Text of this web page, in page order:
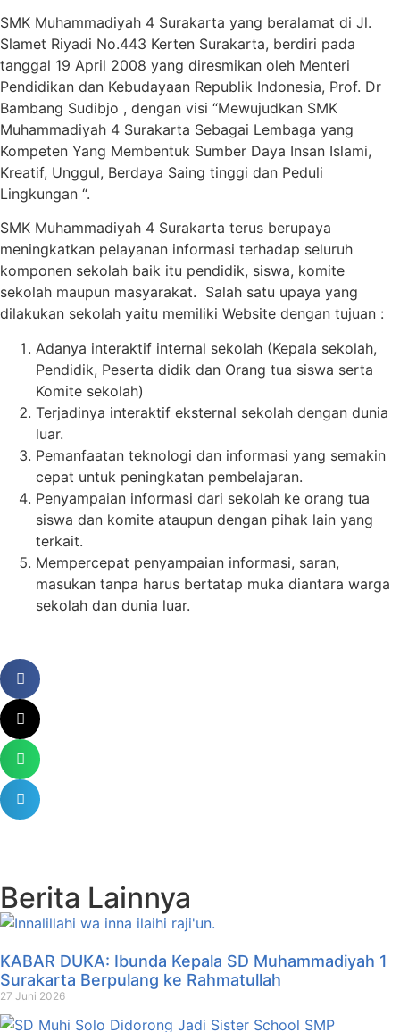
SMK Muhammadiyah 4 Surakarta yang beralamat di Jl.
Slamet Riyadi No.443 Kerten Surakarta, berdiri pada
tanggal 19 April 2008 yang diresmikan oleh Menteri
Pendidikan dan Kebudayaan Republik Indonesia, Prof. Dr
Bambang Sudibjo , dengan visi “Mewujudkan SMK
Muhammadiyah 4 Surakarta Sebagai Lembaga yang
Kompeten Yang Membentuk Sumber Daya Insan Islami,
Kreatif, Unggul, Berdaya Saing tinggi dan Peduli
Lingkungan “.
SMK Muhammadiyah 4 Surakarta terus berupaya
meningkatkan pelayanan informasi terhadap seluruh
komponen sekolah baik itu pendidik, siswa, komite
sekolah maupun masyarakat. Salah satu upaya yang
dilakukan sekolah yaitu memiliki Website dengan tujuan :
Adanya interaktif internal sekolah (Kepala sekolah,
Pendidik, Peserta didik dan Orang tua siswa serta
Komite sekolah)
Terjadinya interaktif eksternal sekolah dengan dunia
luar.
Pemanfaatan teknologi dan informasi yang semakin
cepat untuk peningkatan pembelajaran.
Penyampaian informasi dari sekolah ke orang tua
siswa dan komite ataupun dengan pihak lain yang
terkait.
Mempercepat penyampaian informasi, saran,
masukan tanpa harus bertatap muka diantara warga
sekolah dan dunia luar.
Berita Lainnya
KABAR DUKA: Ibunda Kepala SD Muhammadiyah 1
Surakarta Berpulang ke Rahmatullah
27 Juni 2026